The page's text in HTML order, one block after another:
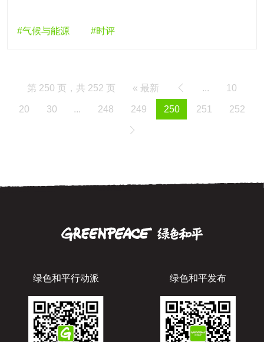
#气候与能源 #时评
第 250 页，共 252 页 « 最新 ... 10
20 30 ... 248 249 250 251 252
绿色和平行动派 绿色和平发布